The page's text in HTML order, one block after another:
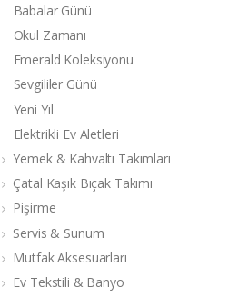
Babalar Günü
Okul Zamanı
Emerald Koleksiyonu
Sevgililer Günü
Yeni Yıl
Elektrikli Ev Aletleri
Yemek & Kahvaltı Takımları
Çatal Kaşık Bıçak Takımı
Pişirme
Servis & Sunum
Mutfak Aksesuarları
Ev Tekstili & Banyo